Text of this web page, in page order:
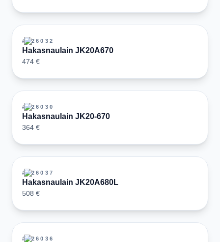
#126032
Hakasnaulain JK20A670
474 €
#126030
Hakasnaulain JK20-670
364 €
#126037
Hakasnaulain JK20A680L
508 €
#126036